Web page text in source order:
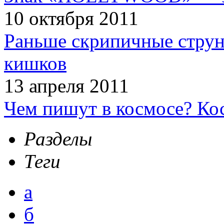
10 октября 2011
Раньше скрипичные
кишков
13 апреля 2011
Чем пишут в космосе?
Разделы
Теги
а
б